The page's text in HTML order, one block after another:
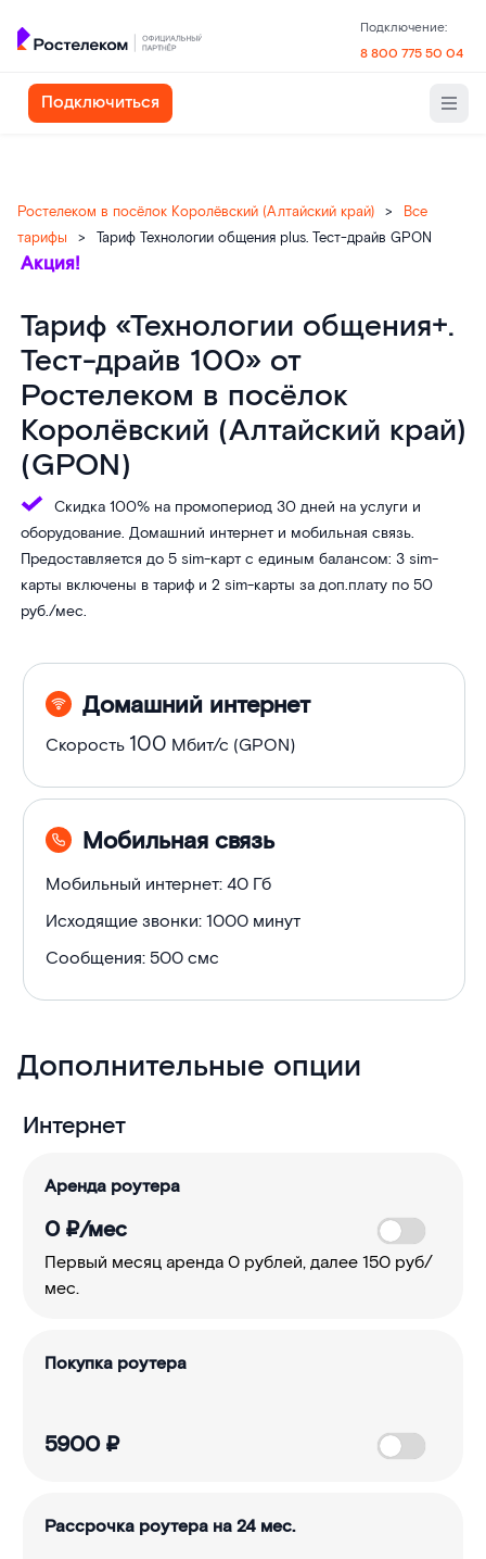
Подключение:
8 800 775 50 04
Подключиться
Ростелеком в посёлок Королёвский (Алтайский край) >
Все
тарифы
> Тариф Технологии общения plus. Тест-драйв GPON
Акция!
Тариф «Технологии общения+.
Тест-драйв 100» от
Ростелеком в посёлок
Королёвский (Алтайский край)
(GPON)
Скидка 100% на промопериод 30 дней на услуги и
оборудование. Домашний интернет и мобильная связь.
Предоставляется до 5 sim-карт с единым балансом: 3 sim-
карты включены в тариф и 2 sim-карты за доп.плату по 50
руб./мес.
Услуги
тарифе
Домашний интернет
Скорость 100 Мбит/с (GPON)
Мобильная связь
Мобильный интернет: 40 Гб
Исходящие звонки: 1000 минут
Сообщения: 500 смс
Дополнительные опции
Интернет
Аренда роутера
0₽/мес
Первый месяц аренда 0 рублей, далее 150 руб/
мес.
Покупка роутера
5900₽
Рассрочка роутера на 24 мес.